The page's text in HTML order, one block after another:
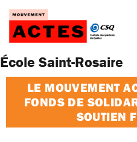
Passer
contenu
École Saint-Rosaire
LE MOUVEMENT
FONDS DE
SOUTIEN